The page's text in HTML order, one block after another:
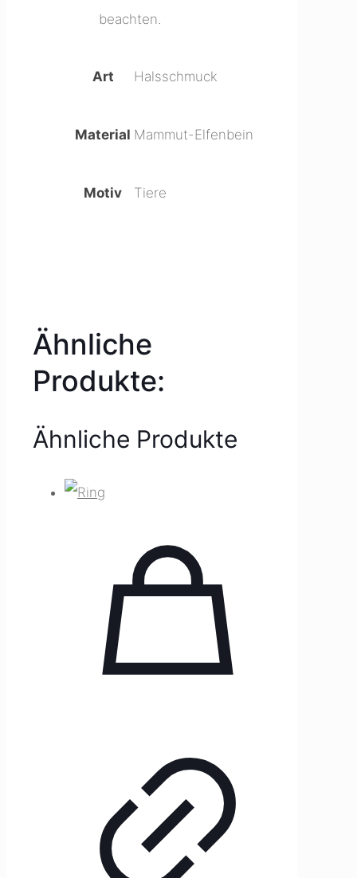
beachten.
Art Halsschmuck
Material Mammut-Elfenbein
Motiv Tiere
Ähnliche
Produkte:
Ähnliche Produkte